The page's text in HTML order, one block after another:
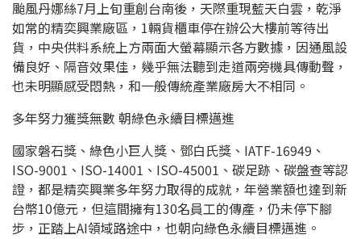
颱風丹娜絲7月上旬重創台南後，天際重現藍天白雲，乾淨
如常的精奕興業廠區，1輛貨櫃車停在辦公大樓前等待出
貨，中央供料系統上方兩面大螢幕顯示各方數據，因通風設
備良好、隔音效果佳，幾乎無法聽到走道兩旁機具傳動聲，
也未明顯感受悶熱，和一般傳統產業廠房大不相同。
多年努力獲獎無數 朝綠色永續目標邁進
國家磐石獎、綠色小巨人獎、鄧白氏獎、IATF-16949、
ISO-9001、ISO-14001、ISO-45001、碳足跡、碳盤查等認
證，都是精奕興業多年努力取得的成就，年營業額也達到新
台幣10億元，但這間擁有130名員工的傳產，仍未停下腳
步，正踏上AI領域路途中，也朝向綠色永續目標邁進。